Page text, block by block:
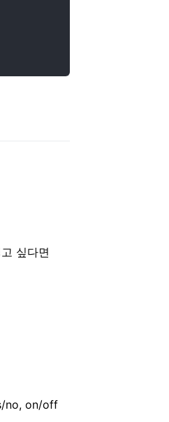
싶다면
no, on/off